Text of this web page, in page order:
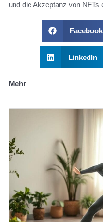
und die Akzeptanz von NFTs
Facebook
LinkedIn
Mehr